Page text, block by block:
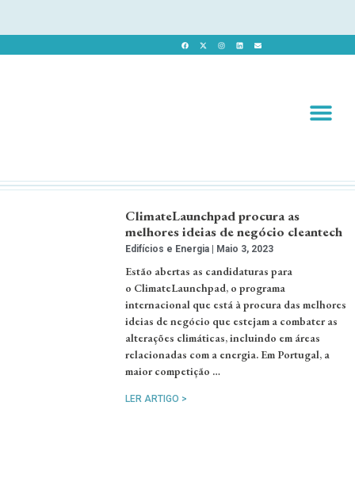
ClimateLaunchpad procura as
melhores ideias de negócio cleantech
Edifícios e Energia Maio 3, 2023
Estão abertas as candidaturas para
o ClimateLaunchpad, o programa
internacional que está à procura das melhores
ideias de negócio que estejam a combater as
alterações climáticas, incluindo em áreas
relacionadas com a energia. Em Portugal, a
maior competição …
LER ARTIGO >